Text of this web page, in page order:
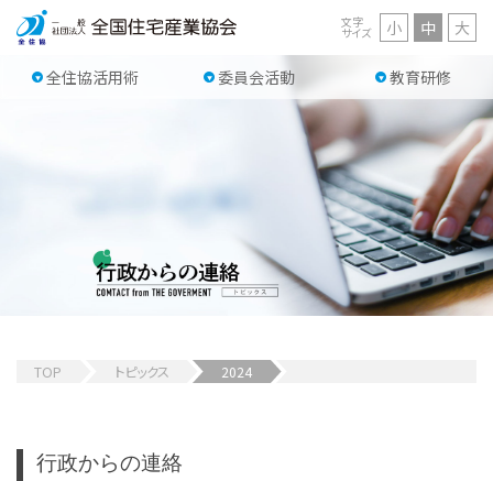
全住協活用術 委員会活動 教育研修
文字
サイズ 小 中 大
TOP トピックス 2024
行政からの連絡